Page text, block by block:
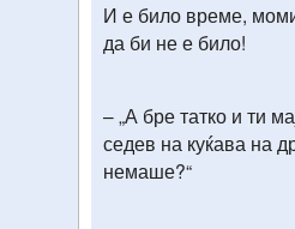
И е било време,
да би не е било!
– „А бре татко и ти
седев на куќава на
немаше?“